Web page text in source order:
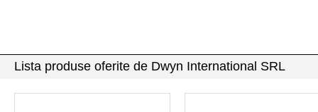
Lista produse oferite de Dwyn International SRL